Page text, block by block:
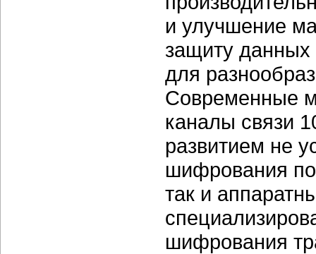
и улучшение
защиту данных
для
Современные
каналы связи
развитием не
шифрования
так и
шифрования